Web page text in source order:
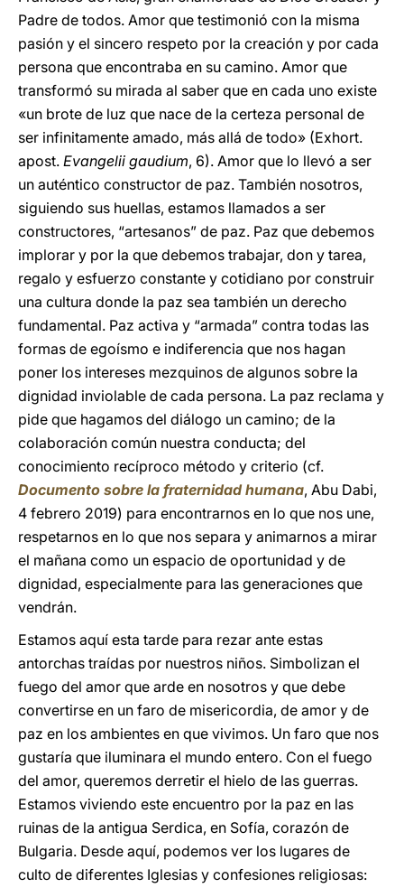
Padre de todos. Amor que testimonió con la misma
pasión y el sincero respeto por la creación y por cada
persona que encontraba en su camino. Amor que
transformó su mirada al saber que en cada uno existe
«un brote de luz que nace de la certeza personal de
ser infinitamente amado, más allá de todo» (Exhort.
apost. Evangelii gaudium, 6). Amor que lo llevó a ser
un auténtico constructor de paz. También nosotros,
siguiendo sus huellas, estamos llamados a ser
constructores, “artesanos” de paz. Paz que debemos
implorar y por la que debemos trabajar, don y tarea,
regalo y esfuerzo constante y cotidiano por construir
una cultura donde la paz sea también un derecho
fundamental. Paz activa y “armada” contra todas las
formas de egoísmo e indiferencia que nos hagan
poner los intereses mezquinos de algunos sobre la
dignidad inviolable de cada persona. La paz reclama y
pide que hagamos del diálogo un camino; de la
colaboración común nuestra conducta; del
conocimiento recíproco método y criterio (cf.
Documento sobre la fraternidad humana, Abu Dabi,
4 febrero 2019) para encontrarnos en lo que nos une,
respetarnos en lo que nos separa y animarnos a mirar
el mañana como un espacio de oportunidad y de
dignidad, especialmente para las generaciones que
vendrán.
Estamos aquí esta tarde para rezar ante estas
antorchas traídas por nuestros niños. Simbolizan el
fuego del amor que arde en nosotros y que debe
convertirse en un faro de misericordia, de amor y de
paz en los ambientes en que vivimos. Un faro que nos
gustaría que iluminara el mundo entero. Con el fuego
del amor, queremos derretir el hielo de las guerras.
Estamos viviendo este encuentro por la paz en las
ruinas de la antigua Serdica, en Sofía, corazón de
Bulgaria. Desde aquí, podemos ver los lugares de
culto de diferentes Iglesias y confesiones religiosas: